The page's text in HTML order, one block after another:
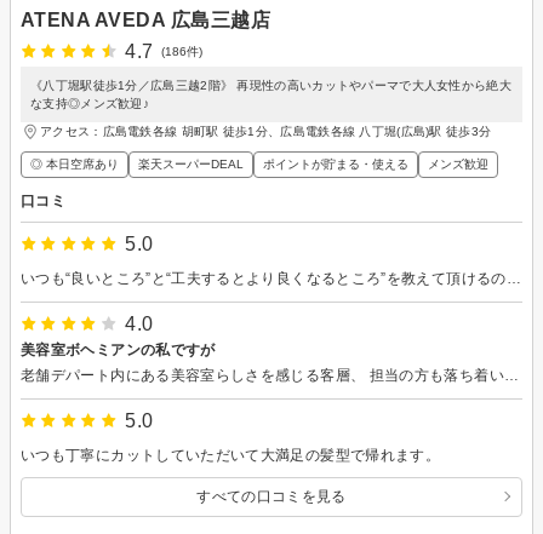
ATENA AVEDA 広島三越店
4.7
(186件)
《八丁堀駅徒歩1分／広島三越2階》 再現性の高いカットやパーマで大人女性から絶大
な支持◎メンズ歓迎♪
アクセス：広島電鉄各線 胡町駅 徒歩1分、広島電鉄各線 八丁堀(広島)駅 徒歩3分
◎ 本日空席あり 楽天スーパーDEAL ポイントが貯まる・使える メンズ歓迎
口コミ
5.0
4.0
美容室ボヘミアンの私ですが
老舗デパート内にある美容室らしさを感じる客層、 担当の方も落ち着いていて会話にも無理がなく、何より技術力の高い方だとお見受けしました。 この度はありがとうございました。 次回、ヘアカラーの際はよろしくお願いいたします(^^)
5.0
いつも丁寧にカットしていただいて大満足の髪型で帰れます。
すべての口コミを見る